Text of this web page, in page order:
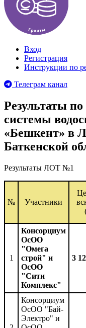
Вход
Регистрация
Инструкции по
Телеграм канал
Результаты
системы
«Бешкент» в
Баткенской
Результаты ЛОТ №1
№ Участники
1
Консорциум
ОсОО
"Омега
строй" и
ОсОО
"Сити
Комплекс"
3
Консорциум
ОсОО "Бай-
Электро" и